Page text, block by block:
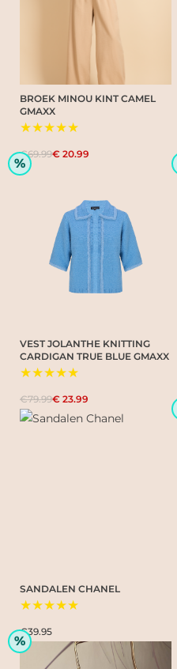
BROEK MINOU KINT CAMEL
GMAXX
★★★★★
€69.99€ 20.99
%
VEST JOLANTHE KNITTING
CARDIGAN TRUE BLUE GMAXX
★★★★★
€79.99€ 23.99
SANDALEN CHANEL
★★★★★
€39.95
%